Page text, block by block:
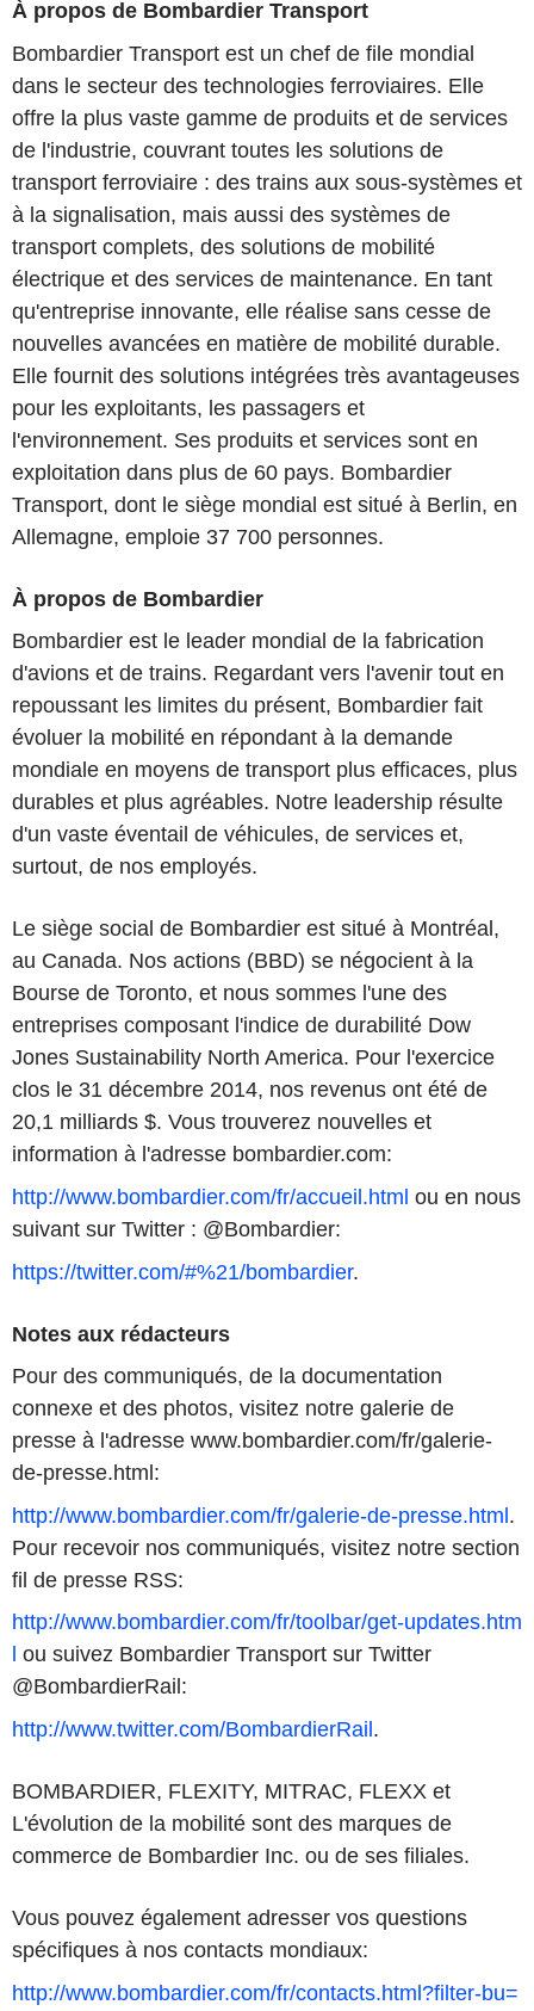
À propos de Bombardier Transport
Bombardier Transport est un chef de file mondial
dans le secteur des technologies ferroviaires. Elle
offre la plus vaste gamme de produits et de services
de l'industrie, couvrant toutes les solutions de
transport ferroviaire : des trains aux sous-systèmes et
à la signalisation, mais aussi des systèmes de
transport complets, des solutions de mobilité
électrique et des services de maintenance. En tant
qu'entreprise innovante, elle réalise sans cesse de
nouvelles avancées en matière de mobilité durable.
Elle fournit des solutions intégrées très avantageuses
pour les exploitants, les passagers et
l'environnement. Ses produits et services sont en
exploitation dans plus de 60 pays. Bombardier
Transport, dont le siège mondial est situé à Berlin, en
Allemagne, emploie 37 700 personnes.
À propos de Bombardier
Bombardier est le leader mondial de la fabrication
d'avions et de trains. Regardant vers l'avenir tout en
repoussant les limites du présent, Bombardier fait
évoluer la mobilité en répondant à la demande
mondiale en moyens de transport plus efficaces, plus
durables et plus agréables. Notre leadership résulte
d'un vaste éventail de véhicules, de services et,
surtout, de nos employés.
Le siège social de Bombardier est situé à Montréal,
au Canada. Nos actions (BBD) se négocient à la
Bourse de Toronto, et nous sommes l'une des
entreprises composant l'indice de durabilité Dow
Jones Sustainability North America. Pour l'exercice
clos le 31 décembre 2014, nos revenus ont été de
20,1 milliards $. Vous trouverez nouvelles et
information à l'adresse bombardier.com:
http://www.bombardier.com/fr/accueil.html ou en nous
suivant sur Twitter : @Bombardier:
https://twitter.com/#%21/bombardier.
Notes aux rédacteurs
Pour des communiqués, de la documentation
connexe et des photos, visitez notre galerie de
presse à l'adresse www.bombardier.com/fr/galerie-
de-presse.html:
http://www.bombardier.com/fr/galerie-de-presse.html.
Pour recevoir nos communiqués, visitez notre section
fil de presse RSS:
http://www.bombardier.com/fr/toolbar/get-updates.htm
ou suivez Bombardier Transport sur Twitter
@BombardierRail:
http://www.twitter.com/BombardierRail .
BOMBARDIER, FLEXITY, MITRAC, FLEXX et
L'évolution de la mobilité sont des marques de
commerce de Bombardier Inc. ou de ses filiales.
Vous pouvez également adresser vos questions
spécifiques à nos contacts mondiaux:
http://www.bombardier.com/fr/contacts.html?filter-bu=